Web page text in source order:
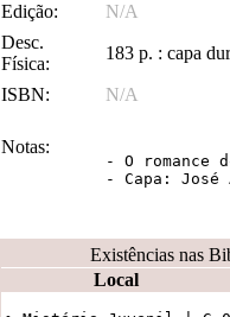
Edição:
N/A
Desc.
Física:
183 p. : capa
ISBN: N/A
Notas:
- O romance
- Capa: José
Existências nas
Local